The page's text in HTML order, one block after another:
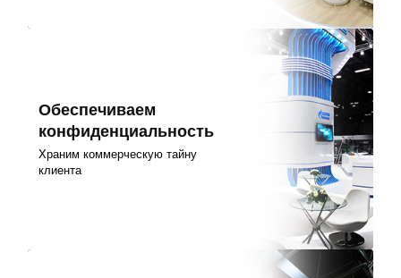
Обеспечиваем
конфиденциальность
Храним коммерческую тайну
клиента